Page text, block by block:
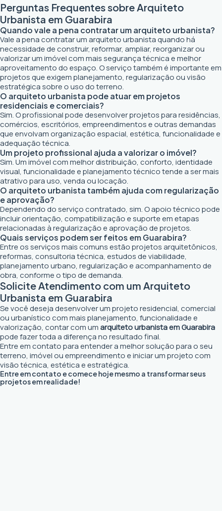
Perguntas Frequentes sobre Arquiteto
Urbanista em Guarabira
Quando vale a pena contratar um arquiteto urbanista?
Vale a pena contratar um arquiteto urbanista quando há
necessidade de construir, reformar, ampliar, reorganizar ou
valorizar um imóvel com mais segurança técnica e melhor
aproveitamento do espaço. O serviço também é importante em
projetos que exigem planejamento, regularização ou visão
estratégica sobre o uso do terreno.
O arquiteto urbanista pode atuar em projetos
residenciais e comerciais?
Sim. O profissional pode desenvolver projetos para residências,
comércios, escritórios, empreendimentos e outras demandas
que envolvam organização espacial, estética, funcionalidade e
adequação técnica.
Um projeto profissional ajuda a valorizar o imóvel?
Sim. Um imóvel com melhor distribuição, conforto, identidade
visual, funcionalidade e planejamento técnico tende a ser mais
atrativo para uso, venda ou locação.
O arquiteto urbanista também ajuda com regularização
e aprovação?
Dependendo do serviço contratado, sim. O apoio técnico pode
incluir orientação, compatibilização e suporte em etapas
relacionadas à regularização e aprovação de projetos.
Quais serviços podem ser feitos em Guarabira?
Entre os serviços mais comuns estão projetos arquitetônicos,
reformas, consultoria técnica, estudos de viabilidade,
planejamento urbano, regularização e acompanhamento de
obra, conforme o tipo de demanda.
Solicite Atendimento com um Arquiteto
Urbanista em Guarabira
Se você deseja desenvolver um projeto residencial, comercial
ou urbanístico com mais planejamento, funcionalidade e
valorização, contar com umarquiteto urbanista em Guarabira
pode fazer toda a diferença no resultado final.
Entre em contato para entender a melhor solução para o seu
terreno, imóvel ou empreendimento e iniciar um projeto com
visão técnica, estética e estratégica.
Entre em contato e comece hoje mesmo a transformar seus
projetos em realidade!